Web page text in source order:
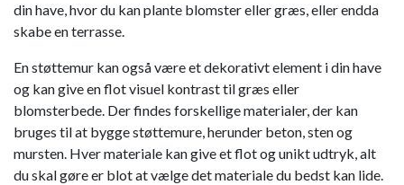
din have, hvor du kan plante blomster eller græs, eller endda
skabe en terrasse.
En støttemur kan også være et dekorativt element i din have
og kan give en flot visuel kontrast til græs eller
blomsterbede. Der findes forskellige materialer, der kan
bruges til at bygge støttemure, herunder beton, sten og
mursten. Hver materiale kan give et flot og unikt udtryk, alt
du skal gøre er blot at vælge det materiale du bedst kan lide.